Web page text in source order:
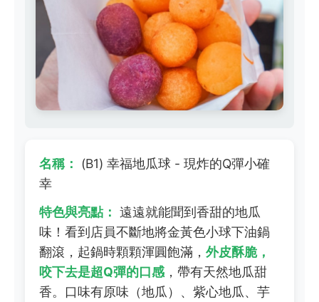
名稱：
(B1) 幸福地瓜球 - 現炸的Q彈小確
幸
特色與亮點： 遠遠就能聞到香甜的地瓜
味！看到店員不斷地將金黃色小球下油鍋
翻滾，起鍋時顆顆渾圓飽滿， 外皮酥脆，
咬下去是超Q彈的口感 ，帶有天然地瓜甜
香。口味有原味（地瓜）、紫心地瓜、芋